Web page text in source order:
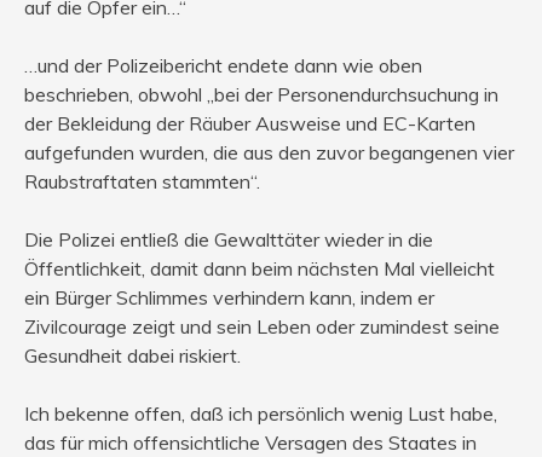
auf die Opfer ein…“
…und der Polizeibericht endete dann wie oben
beschrieben, obwohl „bei der Personendurchsuchung in
der Bekleidung der Räuber Ausweise und EC-Karten
aufgefunden wurden, die aus den zuvor begangenen vier
Raubstraftaten stammten“.
Die Polizei entließ die Gewalttäter wieder in die
Öffentlichkeit, damit dann beim nächsten Mal vielleicht
ein Bürger Schlimmes verhindern kann, indem er
Zivilcourage zeigt und sein Leben oder zumindest seine
Gesundheit dabei riskiert.
Ich bekenne offen, daß ich persönlich wenig Lust habe,
das für mich offensichtliche Versagen des Staates in